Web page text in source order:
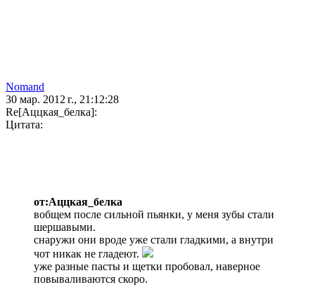
Nomand
30 мар. 2012 г., 21:12:28
Re[Аццкая_белка]:
Цитата:
от:Аццкая_белка
вобщем после сильной пьянки, у меня зубы стали
шершавыми.
снаружи они вроде уже стали гладкими, а внутри
чот никак не гладеют.
уже разные пасты и щетки пробовал, наверное
повываливаются скоро.